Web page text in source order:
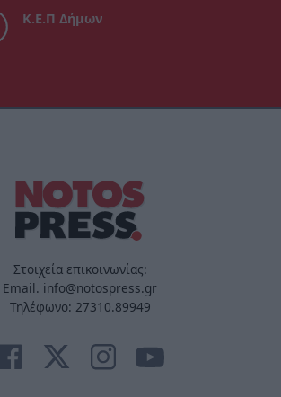
Κ.Ε.Π Δήμων
Στοιχεία επικοινωνίας:
Email. info@notospress.gr
Τηλέφωνο: 27310.89949